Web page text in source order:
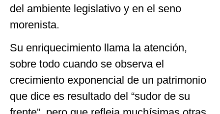
del ambiente legislativo y en el seno
morenista.
Su enriquecimiento llama la atención,
sobre todo cuando se observa el
crecimiento exponencial de un patrimonio
que dice es resultado del “sudor de su